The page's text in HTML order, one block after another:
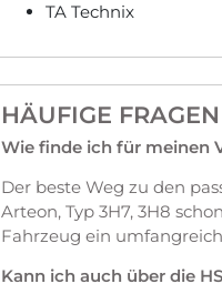
TA Technix
HÄUFIGE
Wie finde ich für meinen
Der beste Weg zu den
Arteon, Typ 3H7, 3H8
Fahrzeug ein
Kann ich auch über die